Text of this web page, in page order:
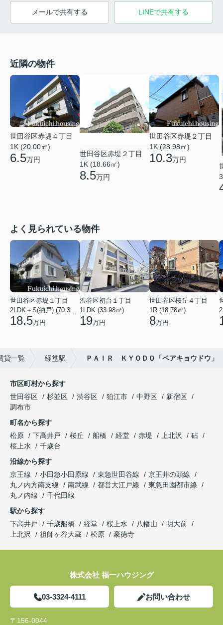
メールで共有する LINEで共有する
近隣の物件
世田谷区赤堤４丁目
1K (20.00㎡)
6.5万円
世田谷区赤堤２丁目
1K (18.66㎡)
8.5万円
世田谷区赤堤２丁目
1K (28.98㎡)
10.3万円
よく見られている物件
世田谷区赤堤１丁目
18.5万円
渋谷区初台１丁目
1LDK (33.98㎡)
19万円
世田谷区桜丘４丁目
1R (18.78㎡)
8万円
貸一覧 経堂駅 ＰＡＩＲ ＫＹＯＤＯ「ペアキョウドウ」
市区町村から探す
世田谷区
杉並区 渋谷区 狛江市 中野区
新宿区
調布市
町名から探す
松原
下高井戸 桜丘 船橋 経堂 赤堤 上北沢
砧
桜上水
千歳台
沿線から探す
京王線
小田急小田原線 東急世田谷線
京王井の頭線
丸ノ内方南支線
南武線 都営大江戸線
東急田園都市線
丸ノ内線
千代田線
駅から探す
下高井戸
千歳船橋 経堂 桜上水 八幡山
明大前
上北沢
祖師ヶ谷大蔵 松原 豪徳寺
株式会社 福一ハウジング
03-3324-4111 お問い合わせ
〒156-0044